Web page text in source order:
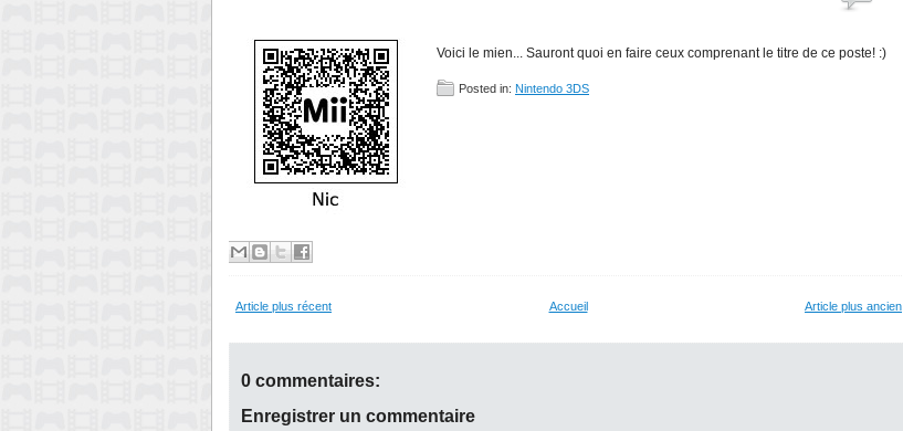
Voici le mien... Sauront quoi en faire ceux comprenant le titre de ce poste! :)
Posted in: Nintendo 3DS
Article plus récent Article plus ancien
Accueil
0 commentaires:
Enregistrer un commentaire